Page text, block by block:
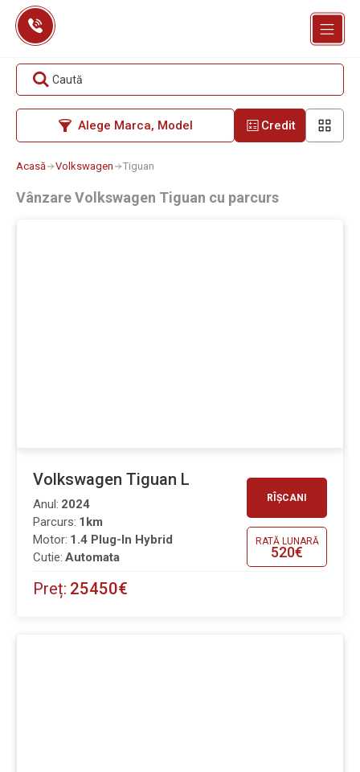
Skip
content
Caută
Alege Marca, Model Credit
Acasă Volkswagen Tiguan
Vânzare Volkswagen Tiguan cu parcurs
RÎȘCANI
RATĂ LUNARĂ
520€
Volkswagen Tiguan L
Parcurs: 1km
Anul: 2024
Motor: 1.4 Plug-In Hybrid
Cutie: Automata
Preț: 25450€